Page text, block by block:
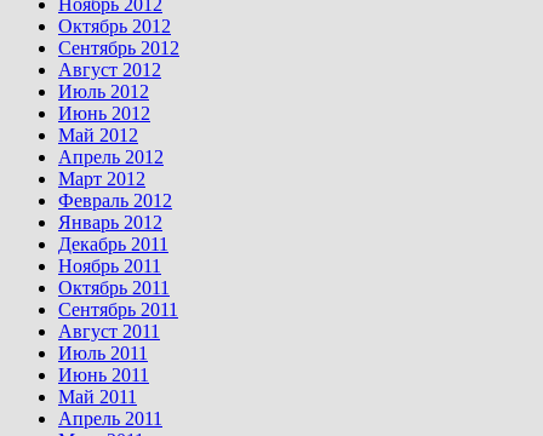
Ноябрь 2012
Октябрь 2012
Сентябрь 2012
Август 2012
Июль 2012
Июнь 2012
Май 2012
Апрель 2012
Март 2012
Февраль 2012
Январь 2012
Декабрь 2011
Ноябрь 2011
Октябрь 2011
Сентябрь 2011
Август 2011
Июль 2011
Июнь 2011
Май 2011
Апрель 2011